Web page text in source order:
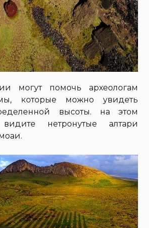
могут помочь археологам
которые можно увидеть
высоты. на этом
нетронутые алтари